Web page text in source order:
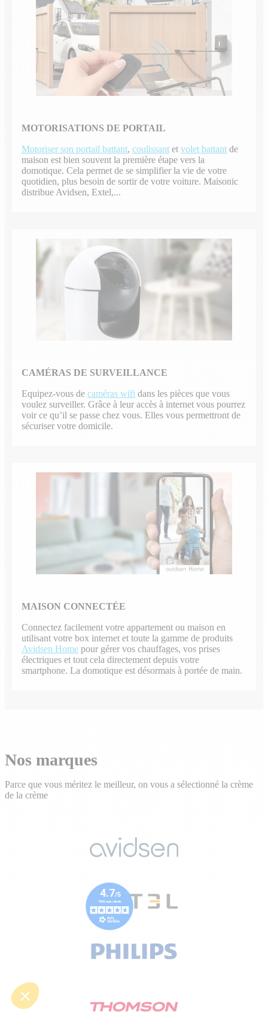
MOTORISATIONS DE PORTAIL
Motoriser son portail battant, coulissant et volet battant de
maison est bien souvent la première étape vers la
domotique. Cela permet de se simplifier la vie de votre
quotidien, plus besoin de sortir de votre voiture. Maisonic
distribue Avidsen, Extel,...
CAMÉRAS DE SURVEILLANCE
Equipez-vous de caméras wifi dans les pièces que vous
voulez surveiller. Grâce à leur accès à internet vous pourrez
voir ce qu’il se passe chez vous. Elles vous permettront de
sécuriser votre domicile.
MAISON CONNECTÉE
Connectez facilement votre appartement ou maison en
utilisant votre box internet et toute la gamme de produits
Avidsen Home pour gérer vos chauffages, vos prises
électriques et tout cela directement depuis votre
smartphone. La domotique est désormais à portée de main.
Nos marques
Parce que vous méritez le meilleur, on vous a sélectionné la crème
de la crème